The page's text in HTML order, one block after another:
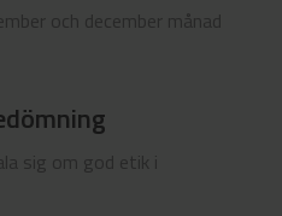
och december månad
sig om god etik i